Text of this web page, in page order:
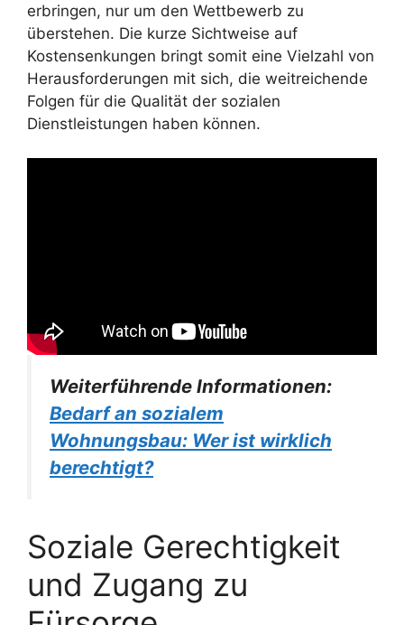
erbringen, nur um den Wettbewerb zu
überstehen. Die kurze Sichtweise auf
Kostensenkungen bringt somit eine Vielzahl von
Herausforderungen mit sich, die weitreichende
Folgen für die Qualität der sozialen
Dienstleistungen haben können.
Weiterführende Informationen:
Bedarf an sozialem
Wohnungsbau: Wer ist wirklich
berechtigt?
Soziale Gerechtigkeit
und Zugang zu